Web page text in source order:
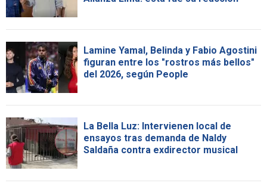
Lamine Yamal, Belinda y Fabio Agostini
figuran entre los "rostros más bellos"
del 2026, según People
La Bella Luz: Intervienen local de
ensayos tras demanda de Naldy
Saldaña contra exdirector musical